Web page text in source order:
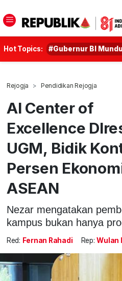
Hot Topics: #Gubernur BI
Rejogja Pendidikan Rejogja
AI Center of
Excellence
UGM, Bidik
Persen
ASEAN
Nezar mengatakan
kampus bukan hanya
Red: Fernan Rahadi Rep: Wulan